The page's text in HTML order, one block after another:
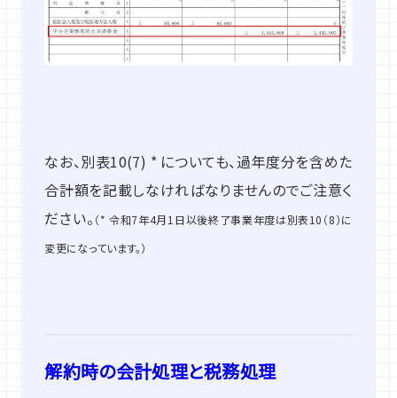
なお、別表10(7) * についても、過年度分を含めた
合計額を記載しなければなりませんのでご注意く
ださい。 （* 令和7年4月1日以後終了事業年度は別表10（8）に
変更になっています。）
解約時の会計処理と税務処理